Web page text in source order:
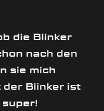
die Blinker
nach den
sie mich
der Blinker ist